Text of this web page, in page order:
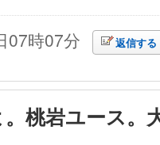
07時07分 返信する
桃岩ユース。